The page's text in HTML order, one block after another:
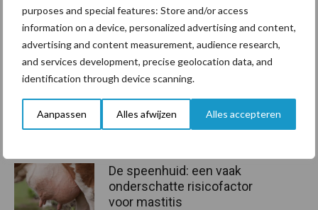
purposes and special features: Store and/or access
information on a device, personalized advertising and content,
advertising and content measurement, audience research,
and services development, precise geolocation data, and
identification through device scanning.
Aanpassen Alles afwijzen Alles accepteren
Aanbevolen voor jou!
Grondstoffenmarkt blijft
in de greep
De speenhuid: een vaak
onderschatte risicofactor
voor mastitis